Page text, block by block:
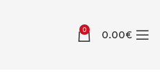
0 0.00€